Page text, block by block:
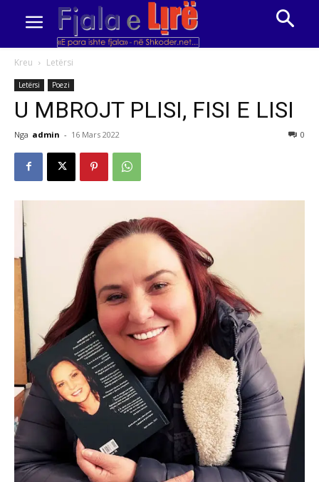
Kreu Letërsi
Letërsi Poezi
U MBROJT PLISI, FISI E LISI
Nga admin - 16 Mars 2022 0